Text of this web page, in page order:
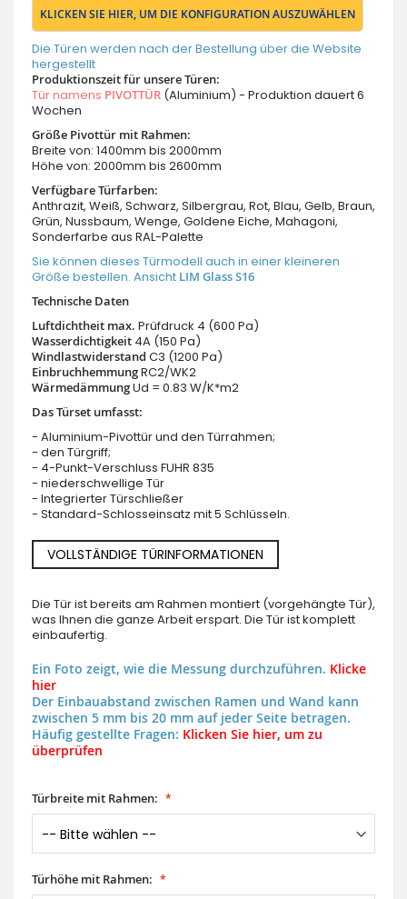
KLICKEN SIE HIER, UM DIE KONFIGURATION AUSZUWÄHLEN
Die Türen werden nach der Bestellung über die Website
hergestellt
Produktionszeit für unsere Türen:
Tür namens PIVOTTÜR (Aluminium) - Produktion dauert 6
Wochen
Größe Pivottür mit Rahmen:
Breite von: 1400mm bis 2000mm
Höhe von: 2000mm bis 2600mm
Verfügbare Türfarben:
Anthrazit, Weiß, Schwarz, Silbergrau, Rot, Blau, Gelb, Braun,
Grün, Nussbaum, Wenge, Goldene Eiche, Mahagoni,
Sonderfarbe aus RAL-Palette
Sie können dieses Türmodell auch in einer kleineren
Größe bestellen. Ansicht LIM Glass S16
Technische Daten
Luftdichtheit max. Prüfdruck 4 (600 Pa)
Wasserdichtigkeit 4A (150 Pa)
Windlastwiderstand C3 (1200 Pa)
EinbruchhemmungRC2/WK2
WärmedämmungUd = 0.83 W/K*m2
Das Türset umfasst:
- Aluminium-Pivottür und den Türrahmen;
- den Türgriff;
- 4-Punkt-Verschluss FUHR 835
- niederschwellige Tür
- Integrierter Türschließer
- Standard-Schlosseinsatz mit 5 Schlüsseln.
VOLLSTÄNDIGE TÜRINFORMATIONEN
Die Tür ist bereits am Rahmen montiert (vorgehängte Tür),
was Ihnen die ganze Arbeit erspart. Die Tür ist komplett
einbaufertig.
Ein Foto zeigt, wie die Messung durchzuführen. Klicke
hier
Der Einbauabstand zwischen Ramen und Wand kann
zwischen 5 mm bis 20 mm auf jeder Seite betragen.
Häufig gestellte Fragen: Klicken Sie hier, um zu
überprüfen
Türbreite mit Rahmen:
Türhöhe mit Rahmen: